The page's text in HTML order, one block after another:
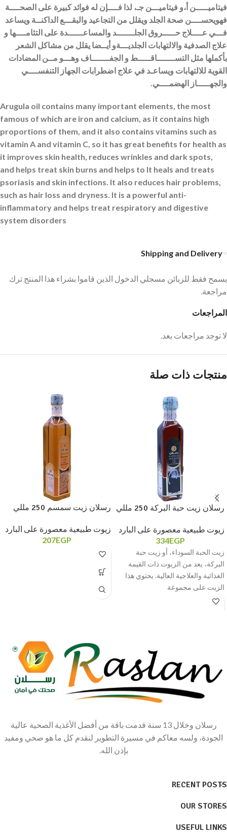
فيتاميـــــن أ،و فيتاميـــن جـ، لذا فــــإن له فوائد كبيرة على الصحــــة
فهويحســــن صحة الجلد ويقلل من التجاعيد والبقـــع الداكنــة ويساعد
فـــي عــــلاج حـــــروق الجلـــــــد والمساعــــــدة على التئامــــها و
علاج الصدفية والالتهابات الجلديـــةو أيــضا يقلل من مشاكل الشعر
بأكملها مثل التســـــــاقـــــط و الجفـــــــاف وهـــو مــن المضادات
القوية للالتهابات ويساعـد في علاج اضطرابات الجهاز التنفســــي
والجهـــــاز الهضمــــي.
Arugula oil contains many important elements, the most
famous of which are iron and calcium, as it contains high
proportions of them, and it also contains vitamins such as
vitamin A and vitamin C, so it has great benefits for health as
it improves skin health, reduces wrinkles and dark spots,
and helps treat skin burns and helps to It heals and treats
psoriasis and skin infections. It also reduces hair problems,
such as hair loss and dryness. It is a powerful anti-
inflammatory and helps treat respiratory and digestive
system disorders
Shipping and Delivery
المراجعات
لا توجد مراجعات بعد.
يسمح فقط للزبائن مسجلي الدخول الذين قاموا بشراء هذا المنتج ترك
مراجعة.
منتجات ذات صلة
رسلان زيت حبة البركة 250 مللي
زيوت طبيعية معصورة على البارد
334EGP
زيت الحبة السوداء، أو زيت حبة
البركة، يعد من الزيوت ذات القيمة
الغذائية والعلاجية العالية. يحتوي هذا
الزيت على مجموعة
رسلان زيت سمسم 250 مللي
زيوت طبيعية معصورة على البارد
207EGP
رسلان وخلال 13 سنة قدمت باقة من أفضل الأغذية الصحية عالية
الجودة، ولسه معاكم في مسيرة التطوير لنقدم كل ما هو صحي ومفيد
بإذن الله.
RECENT POSTS
OUR STORES
USEFUL LINKS